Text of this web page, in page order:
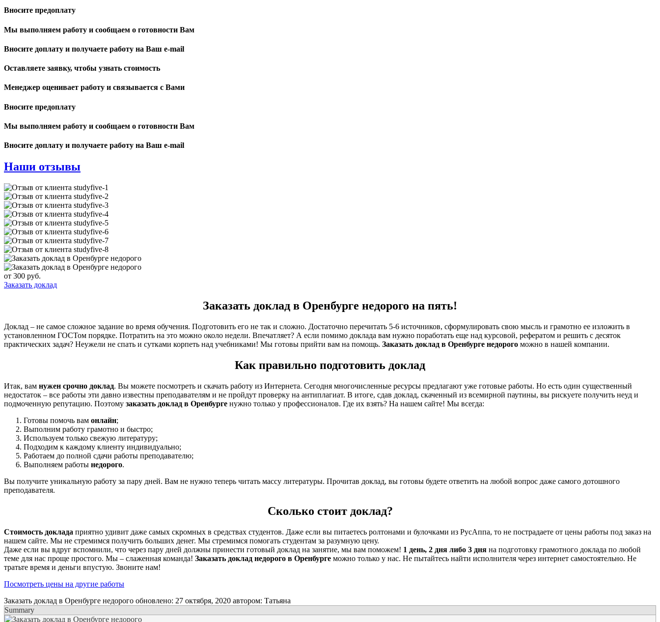
Вносите предоплату
Мы выполняем работу и сообщаем о готовности Вам
Вносите доплату и получаете работу на Ваш e-mail
Оставляете заявку, чтобы узнать стоимость
Менеджер оценивает работу и связывается с Вами
Вносите предоплату
Мы выполняем работу и сообщаем о готовности Вам
Вносите доплату и получаете работу на Ваш e-mail
Наши отзывы
от 300 руб.
Заказать доклад
Заказать доклад в Оренбурге недорого на пять!
Доклад – не самое сложное задание во время обучения. Подготовить его не так и сложно. Достаточно перечитать 5-6 источников, сформулировать свою мысль и грамотно ее изложить в
установленном ГОСТом порядке. Потратить на это можно около недели. Впечатляет? А если помимо доклада вам нужно поработать еще над курсовой, рефератом и решить с десяток
практических задач? Неужели не спать и сутками корпеть над учебниками! Мы готовы прийти вам на помощь. Заказать доклад в Оренбурге недорого можно в нашей компании.
Как правильно подготовить доклад
Итак, вам нужен срочно доклад. Вы можете посмотреть и скачать работу из Интернета. Сегодня многочисленные ресурсы предлагают уже готовые работы. Но есть один существенный
недостаток – все работы эти давно известны преподавателям и не пройдут проверку на антиплагиат. В итоге, сдав доклад, скаченный из всемирной паутины, вы рискуете получить неуд и
подмоченную репутацию. Поэтому заказать доклад в Оренбурге нужно только у профессионалов. Где их взять? На нашем сайте! Мы всегда:
Готовы помочь вам онлайн;
Выполним работу грамотно и быстро;
Используем только свежую литературу;
Подходим к каждому клиенту индивидуально;
Работаем до полной сдачи работы преподавателю;
Выполняем работы недорого.
Вы получите уникальную работу за пару дней. Вам не нужно теперь читать массу литературы. Прочитав доклад, вы готовы будете ответить на любой вопрос даже самого дотошного
преподавателя.
Сколько стоит доклад?
Стоимость доклада приятно удивит даже самых скромных в средствах студентов. Даже если вы питаетесь ролтонами и булочками из РусАппа, то не пострадаете от цены работы под заказ на
нашем сайте. Мы не стремимся получить больших денег. Мы стремимся помогать студентам за разумную цену.
Даже если вы вдруг вспомнили, что через пару дней должны принести готовый доклад на занятие, мы вам поможем! 1 день, 2 дня либо 3 дня на подготовку грамотного доклада по любой
теме для нас проще простого. Мы – слаженная команда! Заказать доклад недорого в Оренбурге можно только у нас. Не пытайтесь найти исполнителя через интернет самостоятельно. Не
тратьте время и деньги впустую. Звоните нам!
Посмотреть цены на другие работы
Заказать доклад в Оренбурге недорого обновлено: 27 октября, 2020 автором: Татьяна
Summary